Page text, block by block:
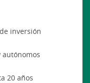
inversión
autónomos
20 años